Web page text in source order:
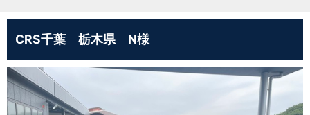
CRS千葉 栃木県 N様